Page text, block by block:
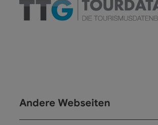
Andere Webseiten